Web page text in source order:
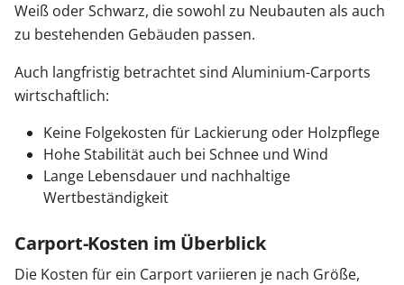
Weiß oder Schwarz, die sowohl zu Neubauten als auch
zu bestehenden Gebäuden passen.
Auch langfristig betrachtet sind Aluminium-Carports
wirtschaftlich:
Keine Folgekosten für Lackierung oder Holzpflege
Hohe Stabilität auch bei Schnee und Wind
Lange Lebensdauer und nachhaltige
Wertbeständigkeit
Carport-Kosten im Überblick
Die Kosten für ein Carport variieren je nach Größe,